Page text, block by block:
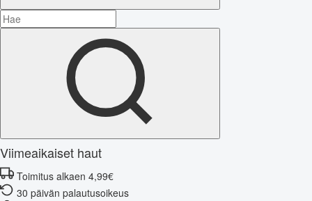
Viimeaikaiset haut
Toimitus alkaen 4,99€
30 päivän palautusoikeus